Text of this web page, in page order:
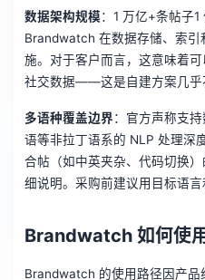
数据架构规模：1 万亿+条帖子
Brandwatch 在数据存储、索引
施。对于客户而言，这意味着
社交数据——这是自建方案几乎
多语种覆盖边界：官方声称支
语等非拉丁语系的 NLP 处理深
合帖（如中英夹杂、代码切换
细说明。采购前建议用目标语言
Brandwatch 如何使用
Brandwatch 的使用路径因产品